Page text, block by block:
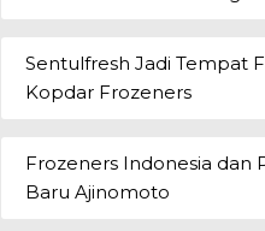
Sentulfresh Jadi Tempat
Kopdar Frozeners
Frozeners Indonesia dan
Baru Ajinomoto